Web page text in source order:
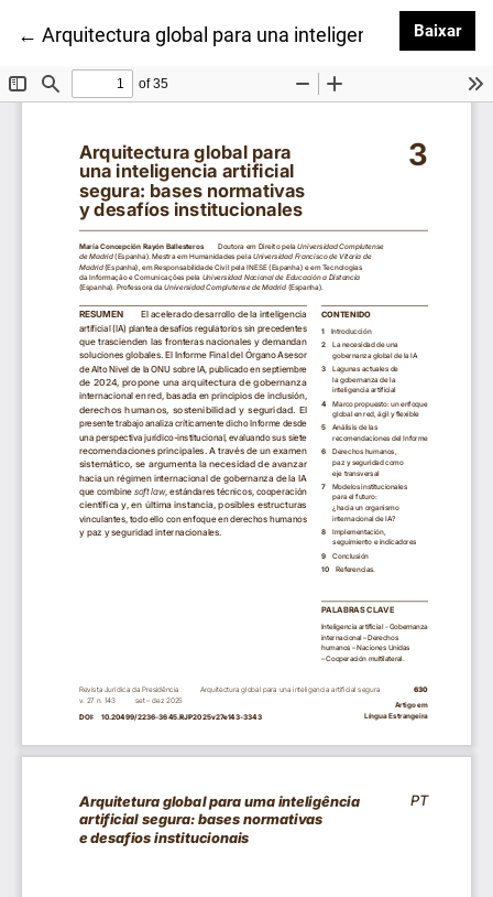
←Voltar aos Detalhes do Artigo
Arquitectura global para una inteligencia artificial
Baixar